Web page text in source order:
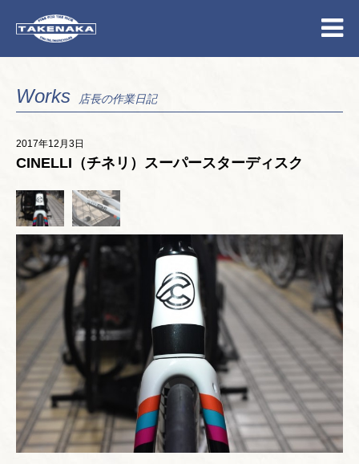
Works 店長の作業日記
2017年12月3日
CINELLI（チネリ）スーパースターディスク